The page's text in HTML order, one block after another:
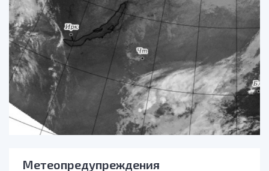
Метеопредупреждения